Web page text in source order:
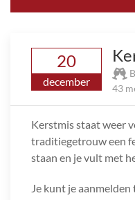
20
december
43
Kerstmis staat weer
traditiegetrouw een
staan en je vult met
Je kunt je